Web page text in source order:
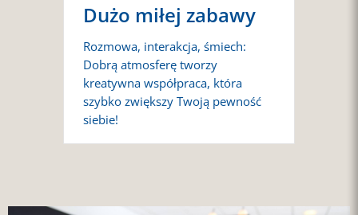
Dużo miłej zabawy
Rozmowa, interakcja, śmiech:
Dobrą atmosferę tworzy
kreatywna współpraca, która
szybko zwiększy Twoją pewność
siebie!